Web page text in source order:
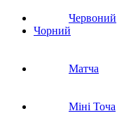
Червоний
Чорний
Матча
Міні Точа